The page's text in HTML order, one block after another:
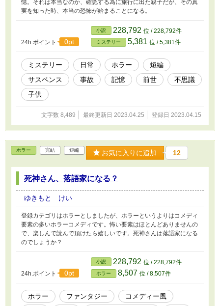
憶。それは本当なのか、確認する為に旅行に出た親子だが、その真
実を知った時、本当の恐怖が始まることになる。
24h.ポイント 0pt
小説 228,792 位 / 228,792件
ミステリー 5,381 位 / 5,381件
ミステリー 日常 ホラー
短編
サスペンス
事故 記憶 前世
不思議
子供
文字数 8,489 最終更新日 2023.04.25 登録日 2023.04.15
ホラー 完結 短編 お気に入りに追加 12
死神さん、落語家になる？
ゆきもと けい
登録カテゴリはホラーとしましたが、ホラーというよりはコメディ
要素の多いホラーコメディです。怖い要素はほとんどありませんの
で、楽しんで読んで頂けたら嬉しいです。死神さんは落語家になる
のでしょうか？
24h.ポイント 0pt
小説 228,792 位 / 228,792件
ホラー 8,507 位 / 8,507件
ホラー ファンタジー
コメディー風